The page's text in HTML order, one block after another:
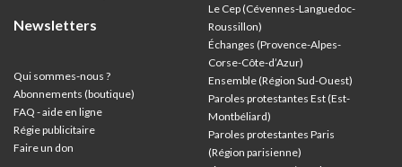
Newsletters
Qui sommes-nous ?
Abonnements (boutique)
FAQ - aide en ligne
Régie publicitaire
Faire un don
Le Cep (Cévennes-Languedoc-
Roussillon)
Échanges (Provence-Alpes-
Corse-Côte-d’Azur)
Ensemble (Région Sud-Ouest)
Paroles protestantes Est (Est-
Montbéliard)
Paroles protestantes Paris
(Région parisienne)